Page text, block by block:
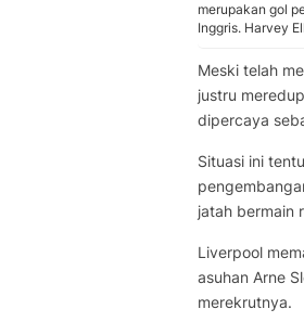
merupakan gol
Inggris. Harvey
Meski telah
justru
dipercaya
Situasi ini
jatah bermain
Liverpool
asuhan Arne
merekrutnya.